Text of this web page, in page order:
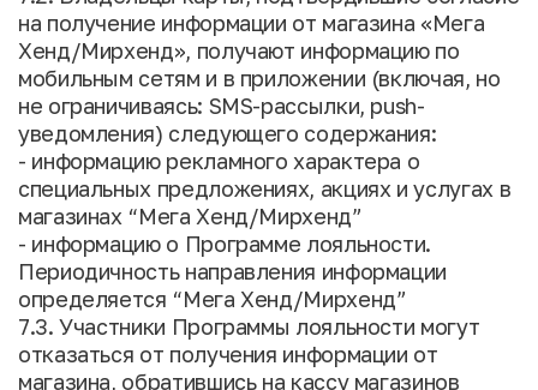
на получение информации от магазина «Мега
Хенд/Мирхенд», получают информацию по
мобильным сетям и в приложении (включая, но
не ограничиваясь: SMS-рассылки, push-
уведомления) следующего содержания:
- информацию рекламного характера о
специальных предложениях, акциях и услугах в
магазинах “Мега Хенд/Мирхенд”
- информацию о Программе лояльности.
Периодичность направления информации
определяется “Мега Хенд/Мирхенд”
7.3. Участники Программы лояльности могут
отказаться от получения информации от
магазина, обратившись на кассу магазинов